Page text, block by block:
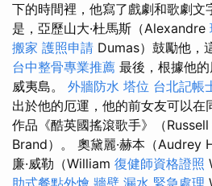
下的時間裡，他寫了戲劇和歌劇文
是，亞歷山大·杜馬斯（Alexandre
搬家 護照申請 Dumas）鼓勵他，
台中整骨專業推薦 最後，根據他
威夷島。 外牆防水 塔位 台北記帳
出於他的厄運，他的前女友可以在
作品《酷英國搖滾歌手》（Russell
Brand）。 奧黛麗·赫本（Audrey
廉·威勒（William 復健師資格證照
助式餐點外燴 牆壁 漏水 緊急處理